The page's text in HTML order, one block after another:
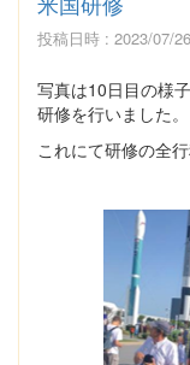
投稿日時 : 2023/07/26
写真は10日目の様
研修を行いました。
これにて研修の全